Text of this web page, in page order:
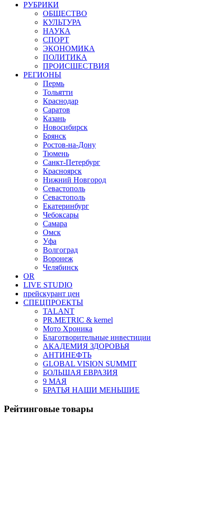
РУБРИКИ
ОБЩЕСТВО
КУЛЬТУРА
НАУКА
СПОРТ
ЭКОНОМИКА
ПОЛИТИКА
ПРОИСШЕСТВИЯ
РЕГИОНЫ
Пермь
Тольятти
Краснодар
Саратов
Казань
Новосибирск
Брянск
Ростов-на-Дону
Тюмень
Санкт-Петербург
Красноярск
Нижний Новгород
Севастополь
Севастополь
Екатеринбург
Чебоксары
Самара
Омск
Уфа
Волгоград
Воронеж
Челябинск
OR
LIVE STUDIO
прейскурант цен
СПЕЦПРОЕКТЫ
TALANT
PR.METRIC & kernel
Мото Хроника
Благотворительные инвестиции
АКАДЕМИЯ ЗДОРОВЬЯ
АНТИНЕФТЬ
GLOBAL VISION SUMMIT
БОЛЬШАЯ ЕВРАЗИЯ
9 МАЯ
БРАТЬЯ НАШИ МЕНЬШИЕ
Рейтинговые товары